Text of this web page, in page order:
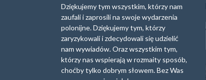
:
Dziękujemy tym wszystkim, którzy nam
zaufali i zaprosili na swoje wydarzenia
polonijne. Dziękujemy tym, którzy
zaryzykowali i zdecydowali się udzielić
nam wywiadów. Oraz wszystkim tym,
którzy nas wspierają w rozmaity sposób,
choćby tylko dobrym słowem. Bez Was